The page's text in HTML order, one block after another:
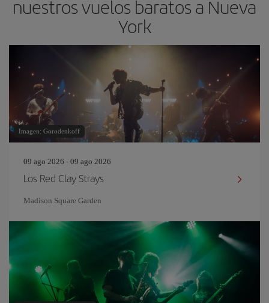
nuestros vuelos baratos a Nueva
York
Imagen: Gorodenkoff
09 ago 2026 - 09 ago 2026
Los Red Clay Strays
Madison Square Garden